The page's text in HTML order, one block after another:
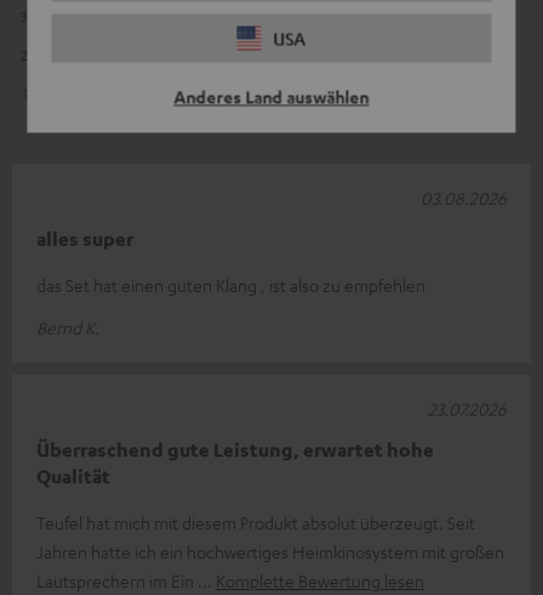
USA
Anderes Land auswählen
0
alles super
das Set hat einen guten Klang , ist also zu empfehlen
Bernd K.
03.08.2026
Überraschend gute Leistung, erwartet hohe
Qualität
Teufel hat mich mit diesem Produkt absolut überzeugt. Seit
Jahren hatte ich ein hochwertiges Heimkinosystem mit großen
Lautsprechern im Ein
Komplette Bewertung lesen
23.07.2026